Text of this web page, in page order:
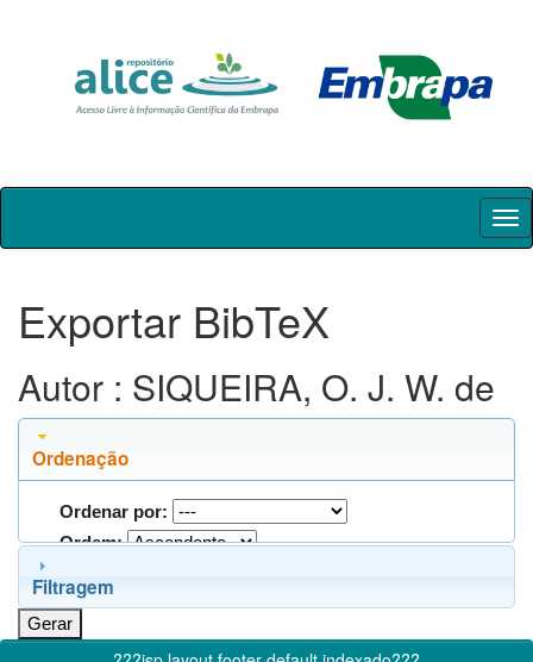
Skip
Exportar BibTeX
Autor : SIQUEIRA, O. J. W. de
Ordenação
Ordenar por:
Ordem:
Filtragem